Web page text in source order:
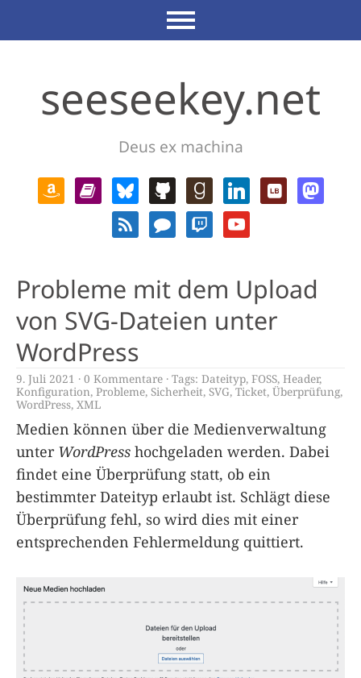
seeseekey.net
Deus ex machina
Probleme mit dem Upload
von SVG-Dateien unter
WordPress
9. Juli 2021 0 Kommentare Tags: Dateityp, FOSS, Header,
Konfiguration, Probleme, Sicherheit, SVG,Ticket, Überprüfung,
WordPress, XML
Medien können über die Medienverwaltung
unter WordPress hochgeladen werden. Dabei
findet eine Überprüfung statt, ob ein
bestimmter Dateityp erlaubt ist. Schlägt diese
Überprüfung fehl, so wird dies mit einer
entsprechenden Fehlermeldung quittiert.